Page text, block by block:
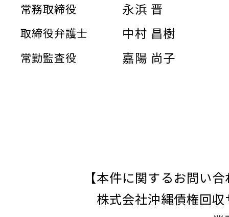
常務取締役 永浜 晋
取締役弁護士 中村 昌樹
常勤監査役 嘉陽 尚子
【本件に関するお問い
株式会社沖縄債権回収